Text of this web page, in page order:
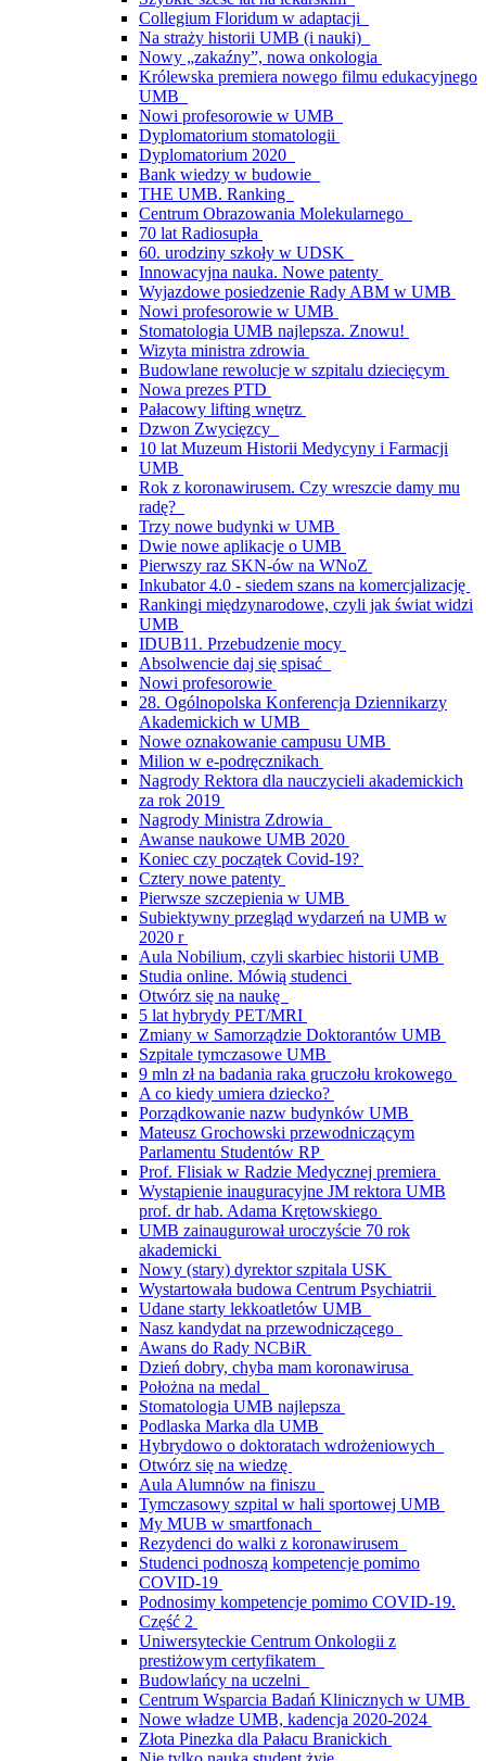
Collegium Floridum w adaptacji
Na straży historii UMB (i nauki)
Nowy „zakaźny”, nowa onkologia
Królewska premiera nowego filmu edukacyjnego
UMB
Nowi profesorowie w UMB
Dyplomatorium stomatologii
Dyplomatorium 2020
Bank wiedzy w budowie
THE UMB. Ranking
Centrum Obrazowania Molekularnego
70 lat Radiosupła
60. urodziny szkoły w UDSK
Innowacyjna nauka. Nowe patenty
Wyjazdowe posiedzenie Rady ABM w UMB
Nowi profesorowie w UMB
Stomatologia UMB najlepsza. Znowu!
Wizyta ministra zdrowia
Budowlane rewolucje w szpitalu dziecięcym
Nowa prezes PTD
Pałacowy lifting wnętrz
Dzwon Zwycięzcy
10 lat Muzeum Historii Medycyny i Farmacji
UMB
Rok z koronawirusem. Czy wreszcie damy mu
radę?
Trzy nowe budynki w UMB
Dwie nowe aplikacje o UMB
Pierwszy raz SKN-ów na WNoZ
Inkubator 4.0 - siedem szans na komercjalizację
Rankingi międzynarodowe, czyli jak świat widzi
UMB
IDUB11. Przebudzenie mocy
Absolwencie daj się spisać
Nowi profesorowie
28. Ogólnopolska Konferencja Dziennikarzy
Akademickich w UMB
Nowe oznakowanie campusu UMB
Milion w e-podręcznikach
Nagrody Rektora dla nauczycieli akademickich
za rok 2019
Nagrody Ministra Zdrowia
Awanse naukowe UMB 2020
Koniec czy początek Covid-19?
Cztery nowe patenty
Pierwsze szczepienia w UMB
Subiektywny przegląd wydarzeń na UMB w
2020 r
Aula Nobilium, czyli skarbiec historii UMB
Studia online. Mówią studenci
Otwórz się na naukę
5 lat hybrydy PET/MRI
Zmiany w Samorządzie Doktorantów UMB
Szpitale tymczasowe UMB
9 mln zł na badania raka gruczołu krokowego
A co kiedy umiera dziecko?
Porządkowanie nazw budynków UMB
Mateusz Grochowski przewodniczącym
Parlamentu Studentów RP
Prof. Flisiak w Radzie Medycznej premiera
Wystąpienie inauguracyjne JM rektora UMB
prof. dr hab. Adama Krętowskiego
UMB zainaugurował uroczyście 70 rok
akademicki
Nowy (stary) dyrektor szpitala USK
Wystartowała budowa Centrum Psychiatrii
Udane starty lekkoatletów UMB
Nasz kandydat na przewodniczącego
Awans do Rady NCBiR
Dzień dobry, chyba mam koronawirusa
Położna na medal
Stomatologia UMB najlepsza
Podlaska Marka dla UMB
Hybrydowo o doktoratach wdrożeniowych
Otwórz się na wiedzę
Aula Alumnów na finiszu
Tymczasowy szpital w hali sportowej UMB
My MUB w smartfonach
Rezydenci do walki z koronawirusem
Studenci podnoszą kompetencje pomimo
COVID-19
Podnosimy kompetencje pomimo COVID-19.
Część 2
Uniwersyteckie Centrum Onkologii z
prestiżowym certyfikatem
Budowlańcy na uczelni
Centrum Wsparcia Badań Klinicznych w UMB
Nowe władze UMB, kadencja 2020-2024
Złota Pinezka dla Pałacu Branickich